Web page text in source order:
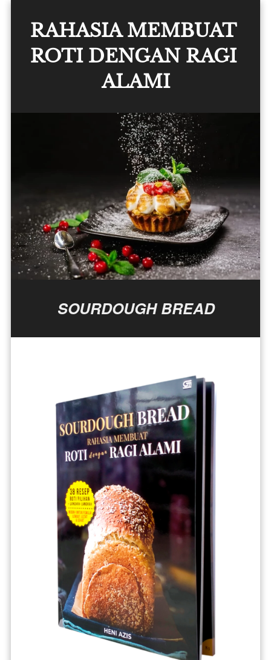
RAHASIA MEMBUAT
ROTI DENGAN RAGI
ALAMI
SOURDOUGH BREAD